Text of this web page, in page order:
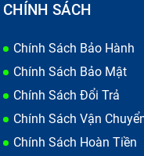
CHÍNH SÁCH
Chính Sách Bảo Hành
Chính Sách Bảo Mật
Chính Sách Đổi Trả
Chính Sách Vận
Chính Sách Hoàn Tiền